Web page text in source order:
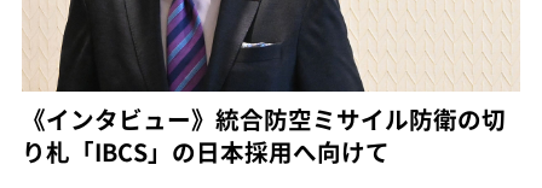
《インタビュー》統合防空ミサイル防衛の切
り札「IBCS」の日本採用へ向けて